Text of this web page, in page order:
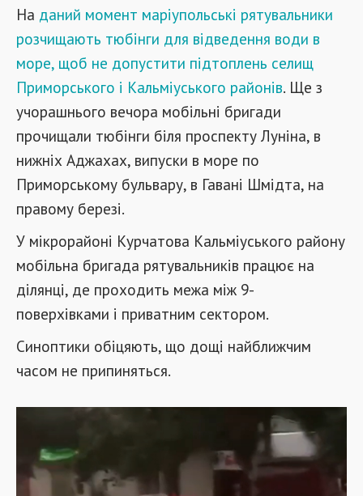
На даний момент маріупольські рятувальники
розчищають тюбінги для відведення води в
море, щоб не допустити підтоплень селищ
Приморського і Кальміуського районів. Ще з
учорашнього вечора мобільні бригади
прочищали тюбінги біля проспекту Луніна, в
нижніх Аджахах, випуски в море по
Приморському бульвару, в Гавані Шмідта, на
правому березі.
У мікрорайоні Курчатова Кальміуського району
мобільна бригада рятувальників працює на
ділянці, де проходить межа між 9-
поверхівками і приватним сектором.
Синоптики обіцяють, що дощі найближчим
часом не припиняться.